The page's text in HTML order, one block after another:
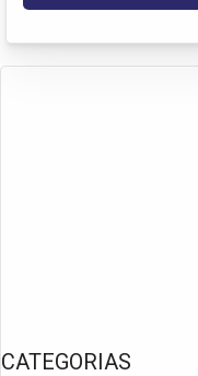
CATEGORIAS